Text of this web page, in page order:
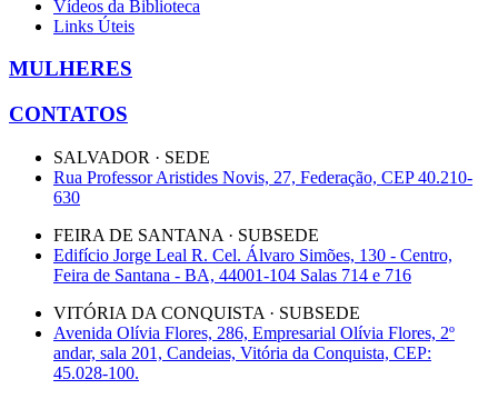
Vídeos da Biblioteca
Links Úteis
MULHERES
CONTATOS
SALVADOR · SEDE
Rua Professor Aristides Novis, 27, Federação, CEP 40.210-
630
FEIRA DE SANTANA · SUBSEDE
Edifício Jorge Leal R. Cel. Álvaro Simões, 130 - Centro,
Feira de Santana - BA, 44001-104 Salas 714 e 716
VITÓRIA DA CONQUISTA · SUBSEDE
Avenida Olívia Flores, 286, Empresarial Olívia Flores, 2º
andar, sala 201, Candeias, Vitória da Conquista, CEP:
45.028-100.